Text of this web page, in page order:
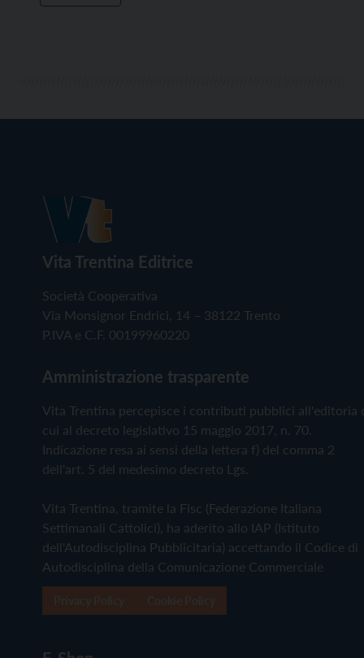
Vita Trentina Editrice
Società Cooperativa
Via Monsignor Endrici, 14 – 38122 Trento
P.IVA e C.F. 00199960220
Amministrazione trasparente
Vita Trentina percepisce i contributi pubblici all'editoria
cui al decreto legislativo 15 maggio 2017, n. 70.
Indicazione resa ai sensi della lettera f) del comma 2
dell'art. 5 del medesimo decreto Lgs.
Vita Trentina, tramite la Fisc (Federazione Italiana
Settimanali Cattolici), ha aderito allo IAP (Istituto
dell'Autodisciplina Pubblicitaria) accettando il Codice di
Autodisciplina della Comunicazione Commerciale